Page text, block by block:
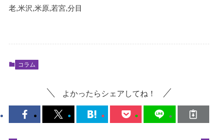
老,米沢,米原,若宮,分目
コラム
よかったらシェアしてね！